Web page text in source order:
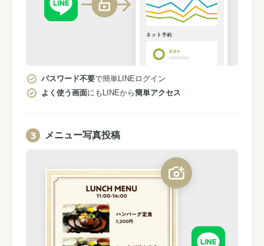
パスワード不要で簡単LINEログイン
よく使う画面にもLINEから簡単アクセス
メニュー写真投稿